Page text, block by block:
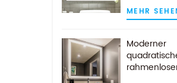
Demist-
MEHR
Moderner